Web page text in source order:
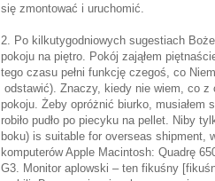
się zmontować i uruchomić.
2. Po kilkutygodniowych sugestiach
pokoju na piętro. Pokój zająłem
tego czasu pełni funkcję czegoś, co
odstawić). Znaczy, kiedy nie wiem, co
pokoju. Żeby opróżnić biurko, musiałem
robiło pudło po piecyku na pellet. Niby
boku) is suitable for overseas shipment,
komputerów Apple Macintosh: Quadrę
G3. Monitor aplowski – ten fikuśny